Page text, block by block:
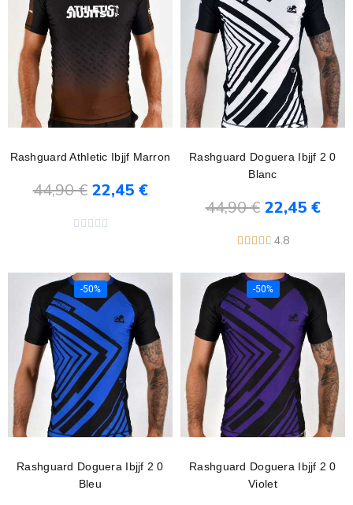
Rashguard Athletic Ibjjf Marron
44,90 € 22,45 €
    
Rashguard Doguera Ibjjf 2 0
Blanc
44,90 € 22,45 €
     4.8
-50%
Rashguard Doguera Ibjjf 2 0
Bleu
-50%
Rashguard Doguera Ibjjf 2 0
Violet